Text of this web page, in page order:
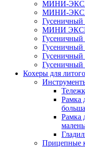
МИНИ-
МИНИ-
Гусеничный
МИНИ
Гусеничный
Гусеничный
Гусеничный
Гусеничный
Кохеры для
Рамка
Рамка
Прицепные